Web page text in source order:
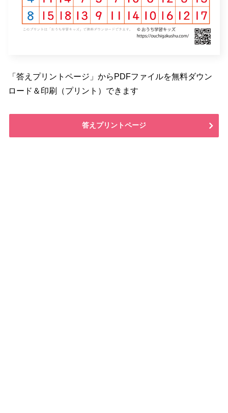
「答えプリントページ」からPDFファイルを無料ダウン
ロード＆印刷（プリント）できます
答えプリントページ